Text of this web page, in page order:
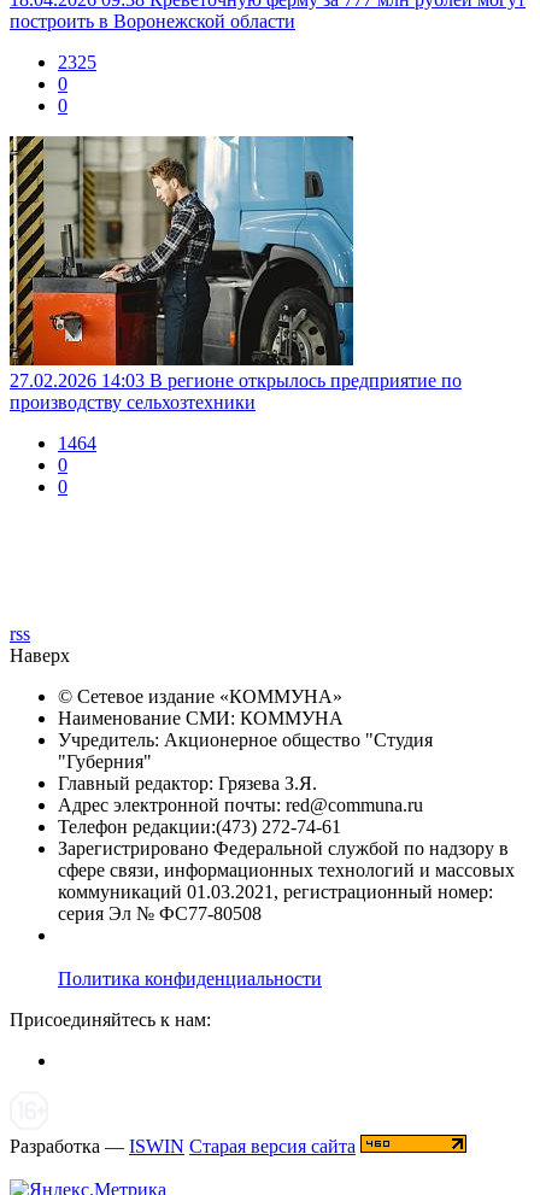
построить в Воронежской области
2325
0
0
27.02.2026 14:03 В регионе открылось предприятие по
производству сельхозтехники
1464
0
0
rss
Наверх
© Сетевое издание «КОММУНА»
Наименование СМИ: КОММУНА
Учредитель: Акционерное общество "Студия
"Губерния"
Главный редактор: Грязева З.Я.
Адрес электронной почты: red@communa.ru
Телефон редакции:(473) 272-74-61
Зарегистрировано Федеральной службой по надзору в
сфере связи, информационных технологий и массовых
коммуникаций 01.03.2021, регистрационный номер:
серия Эл № ФС77-80508
Политика конфиденциальности
Присоединяйтесь к нам:
Разработка — ISWIN Старая версия сайта